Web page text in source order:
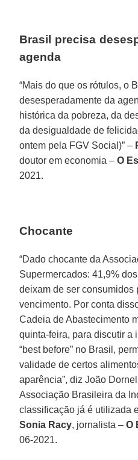
Brasil precisa
agenda
“Mais do que os rótulos, o
desesperadamente da
histórica da pobreza, da
da desigualdade de
ontem pela FGV Social)” –
doutor em economia –O
2021.
Chocante
“Dado chocante da
Supermercados: 41,9%
deixam de ser
vencimento. Por conta
Cadeia de Abastecimento
quinta-feira, para discutir a
“best before” no Brasil,
validade de certos
aparência”, diz João
Associação Brasileira da
classificação já é utilizada
Sonia Racy, jornalista –O
06-2021.